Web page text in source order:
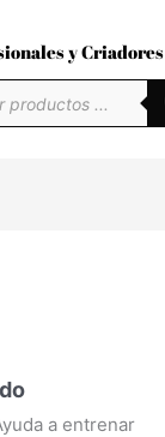
y Criadores
a entrenar